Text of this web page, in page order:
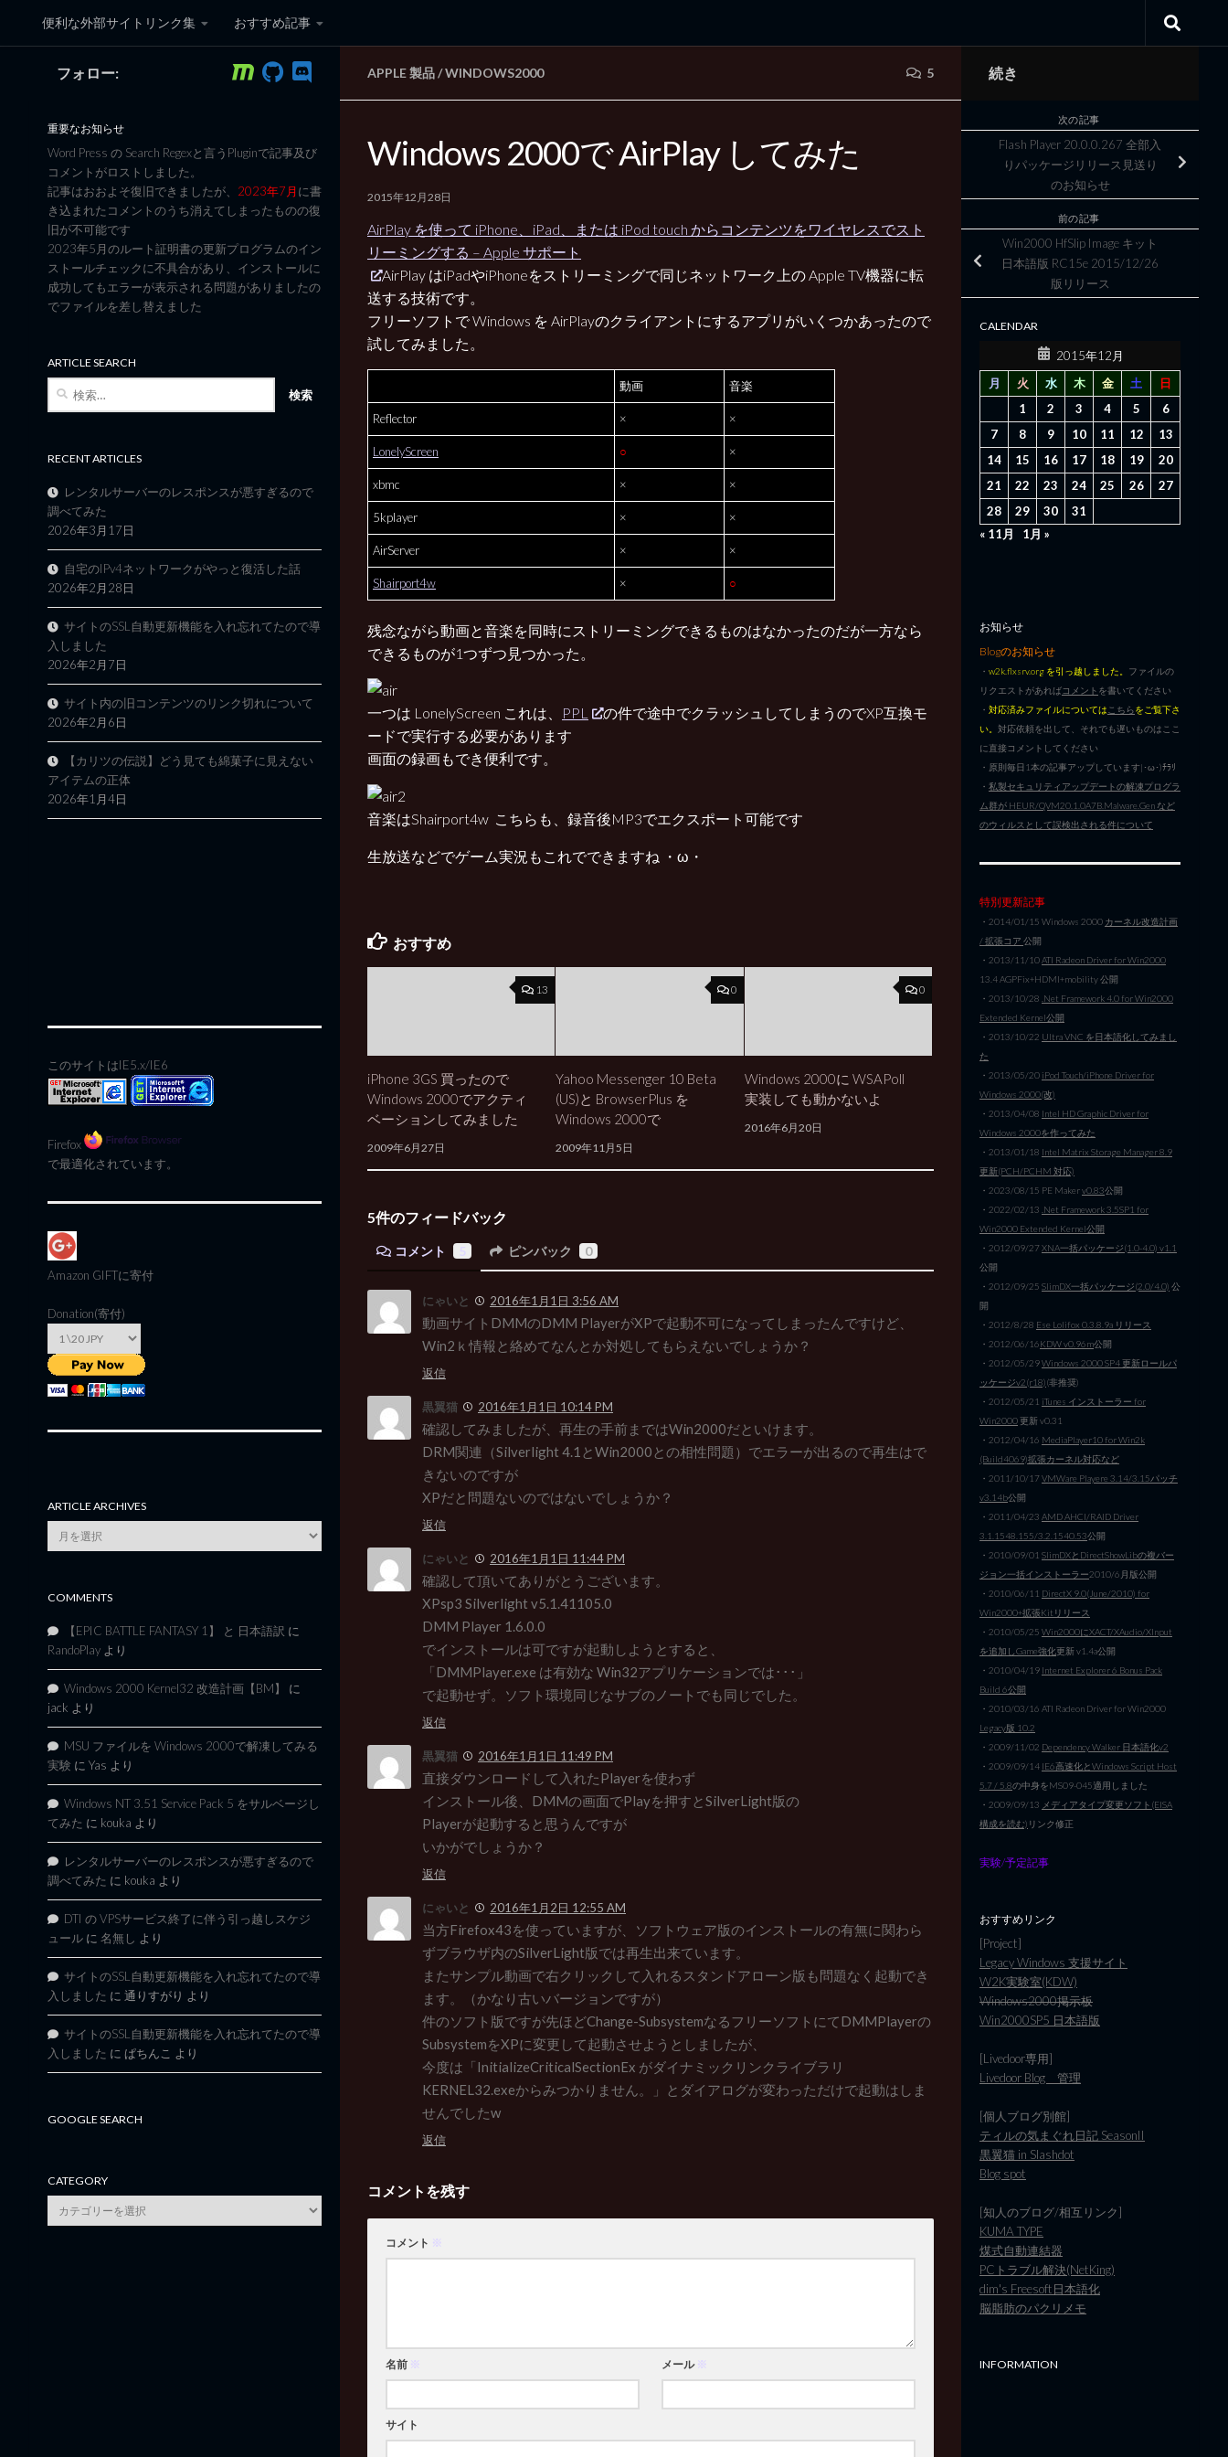
コンテンツへスキップ
便利な外部サイトリンク集 おすすめ記事
黒翼猫のコンピュータ日記 3rd Edition
APPLE 製品/WINDOWS2000 5
Windows 2000で AirPlay してみた
2015年12月28日
AirPlay を使って iPhone、iPad、または iPod touch からコンテンツをワイヤレスでスト
リーミングする – Apple サポート
AirPlay はiPadやiPhoneをストリーミングで同じネットワーク上の Apple TV機器に転
送する技術です。
フリーソフトで Windows を AirPlayのクライアントにするアプリがいくつかあったので
試してみました。
動画 音楽
Reflector × ×
LonelyScreen ○ ×
xbmc × ×
5kplayer × ×
AirServer × ×
Shairport4w × ○
残念ながら動画と音楽を同時にストリーミングできるものはなかったのだが一方なら
できるものが1つずつ見つかった。
一つは LonelyScreen これは、 PPL
の件で途中でクラッシュしてしまうのでXP互換モ
ードで実行する必要があります
画面の録画もでき便利です。
音楽はShairport4w こちらも、録音後MP3でエクスポート可能です
生放送などでゲーム実況もこれでできますね ・ω・
おすすめ
13
iPhone 3GS 買ったので
Windows 2000でアクティ
ベーションしてみました
2009年6月27日
0
Yahoo Messenger 10 Beta
(US)と BrowserPlus を
Windows 2000で
2009年11月5日
0
Windows 2000に WSAPoll
実装しても動かないよ
2016年6月20日
5件のフィードバック
コメント ピンバック 0
にゃいと 2016年1月1日 3:56 AM
動画サイトDMMのDMM PlayerがXPで起動不可になってしまったんですけど、
Win2ｋ情報と絡めてなんとか対処してもらえないでしょうか？
返信
黒翼猫 2016年1月1日 10:14 PM
確認してみましたが、再生の手前まではWin2000だといけます。
DRM関連（Silverlight 4.1とWin2000との相性問題）でエラーが出るので再生はで
きないのですが
XPだと問題ないのではないでしょうか？
返信
にゃいと 2016年1月1日 11:44 PM
確認して頂いてありがとうございます。
XPsp3 Silverlight v5.1.41105.0
DMM Player 1.6.0.0
でインストールは可ですが起動しようとすると、
「DMMPlayer.exe は有効な Win32アプリケーションでは･･･」
で起動せず。ソフト環境同じなサブのノートでも同じでした。
返信
黒翼猫 2016年1月1日 11:49 PM
直接ダウンロードして入れたPlayerを使わず
インストール後、DMMの画面でPlayを押すとSilverLight版の
Playerが起動すると思うんですが
いかがでしょうか？
返信
にゃいと 2016年1月2日 12:55 AM
当方Firefox43を使っていますが、ソフトウェア版のインストールの有無に関わら
ずブラウザ内のSilverLight版では再生出来ています。
またサンプル動画で右クリックして入れるスタンドアローン版も問題なく起動でき
ます。（かなり古いバージョンですが）
件のソフト版ですが先ほどChange-SubsystemなるフリーソフトにてDMMPlayerの
SubsystemをXPに変更して起動させようとしましたが、
今度は「InitializeCriticalSectionEx がダイナミックリンクライブラリ
KERNEL32.exeからみつかりません。」とダイアログが変わっただけで起動はしま
せんでしたw
返信
コメントを残す
コメント ※
名前 ※ メール ※
サイト
フォロー:
重要なお知らせ
Word Press の Search Regexと言うPluginで記事及び
コメントがロストしました。
記事はおおよそ復旧できましたが、 2023年7月に書
き込まれたコメントのうち消えてしまったものの復
旧が不可能です
2023年5月のルート証明書の更新プログラムのイン
ストールチェックに不具合があり、インストールに
成功してもエラーが表示される問題がありましたの
でファイルを差し替えました
ARTICLE SEARCH
RECENT ARTICLES
レンタルサーバーのレスポンスが悪すぎるので
調べてみた
2026年3月17日
自宅のIPv4ネットワークがやっと復活した話
2026年2月28日
サイトのSSL自動更新機能を入れ忘れてたので導
入しました
2026年2月7日
サイト内の旧コンテンツのリンク切れについて
2026年2月6日
【カリツの伝説】どう見ても綿菓子に見えない
アイテムの正体
2026年1月4日
このサイトはIE5.x/IE6
Firefox
で最適化されています。
Amazon GIFTに寄付
Donation(寄付)
ARTICLE ARCHIVES
Article
Archives
COMMENTS
【EPIC BATTLE FANTASY 1】 と 日本語訳 に
RandoPlay より
Windows 2000 Kernel32 改造計画【BM】
に
jack より
MSU ファイルを Windows 2000で解凍してみる
実験 に Yas より
Windows NT 3.51 Service Pack 5 をサルベージし
てみた に kouka より
レンタルサーバーのレスポンスが悪すぎるので
調べてみた に kouka より
DTI の VPSサービス終了に伴う引っ越しスケジ
ュール に 名無し より
サイトのSSL自動更新機能を入れ忘れてたので導
入しました に 通りすがり より
サイトのSSL自動更新機能を入れ忘れてたので導
入しました に ぱちんこ より
GOOGLE SEARCH
CATEGORY
category
続き
次の記事
Flash Player 20.0.0.267 全部入
りパッケージリリース見送り
のお知らせ
前の記事
Win2000 HfSlip Image キット
日本語版 RC15e 2015/12/26
版リリース
CALENDAR
2015年12月
月
火 水 木 金 土
日
1
2 3 4 5
6
7
8 9 10 11 12
13
14
15 16 17 18 19
20
21
22 23 24 25 26
27
28
29 30
31
« 11月
1月 »
お知らせ
Blogのお知らせ
・ w2k.flxsrv.org を引っ越しました。 ファイルの
リクエストがあればコメント を書いてください
・ 対応済みファイルについては こちらをご覧下さ
い。 対応依頼を出して、それでも遅いものはここ
に直接コメントしてください
・原則毎日1本の記事アップしています|･ω･)ﾁﾗﾘ
・ 私製セキュリティアップデートの解凍プログラ
ム群が HEUR/QVM20.1.0A7B.Malware.Gen など
のウィルスとして誤検出される件について
特別更新記事
・2014/01/15 Windows 2000 カーネル改造計画
/ 拡張コア 公開
・2013/11/10ATI Radeon Driver for Win2000
13.4 AGPFix+HDMI+mobility 公開
・2013/10/28 .Net Framework 4.0 for Win2000
Extended Kernel公開
・2013/10/22 Ultra VNC を日本語化してみまし
た
・2013/05/20 iPod Touch/iPhone Driver for
Windows 2000(改)
・2013/04/08 Intel HD Graphic Driver for
Windows 2000を作ってみた
・2013/01/18 Intel Matrix Storage Manager 8.9
更新(PCH/PCHM 対応)
・2023/08/15 PE Makerv0.83公開
・2022/02/13 .Net Framework 3.5SP1 for
Win2000 Extended Kernel公開
・2012/09/27XNA一括パッケージ(1.0-4.0) v1.1
公開
・2012/09/25 SlimDX一括パッケージ(2.0/4.0) 公
開
・2012/8/28 Ese Lolifox 0.3.8.9a リリース
・2012/06/16KDW v0.96m公開
・2012/05/29Windows 2000 SP4 更新ロールパ
ッケージv2(r18)(非推奨)
・2012/05/21 iTunes インストーラー for
Win2000更新 v0.31
・2012/04/16 MediaPlayer10 for Win2k
(Build4069)拡張カーネル対応など
・2011/10/17VMWare Playere 3.14/3.15パッチ
v3.14b公開
・2011/04/23 AMD AHCI/RAID Driver
3.1.1548.155/3.2.1540.53公開
・2010/09/01 SlimDXとDirectShowLibの複バー
ジョン一括インストーラー2010/6月版公開
・2010/06/11 DirectX 9.0(June/2010) for
Win2000+拡張Kitリリース
・2010/05/25 Win2000にXACT/XAudio/XInput
を追加しGame強化更新 v1.4a公開
・2010/04/19 Internet Explorer 6 Bonus Pack
Build 6公開
・2010/03/16 ATI Radeon Driver for Win2000
Legacy版 10.2
・2009/11/02 Dependency Walker 日本語化v2
・2009/09/14 IE6高速化とWindows Script Host
5.7 / 5.8の中身をMS09-045適用しました
・2009/09/13 メディアタイプ変更ソフト(EISA
構成を読む) リンク修正
実験/予定記事
おすすめリンク
[Project]
Legacy Windows 支援サイト
W2K実験室(KDW)
Windows2000掲示板
Win2000SP5 日本語版
[Livedoor専用]
Livedoor Blog 管理
[個人ブログ別館]
ティルの気まぐれ日記 SeasonII
黒翼猫 in Slashdot
Blog spot
[知人のブログ/相互リンク]
KUMA TYPE
煤式自動連結器
PCトラブル解決(NetKing)
dim's Freesoft日本語化
脳脂肪のパクリメモ
INFORMATION